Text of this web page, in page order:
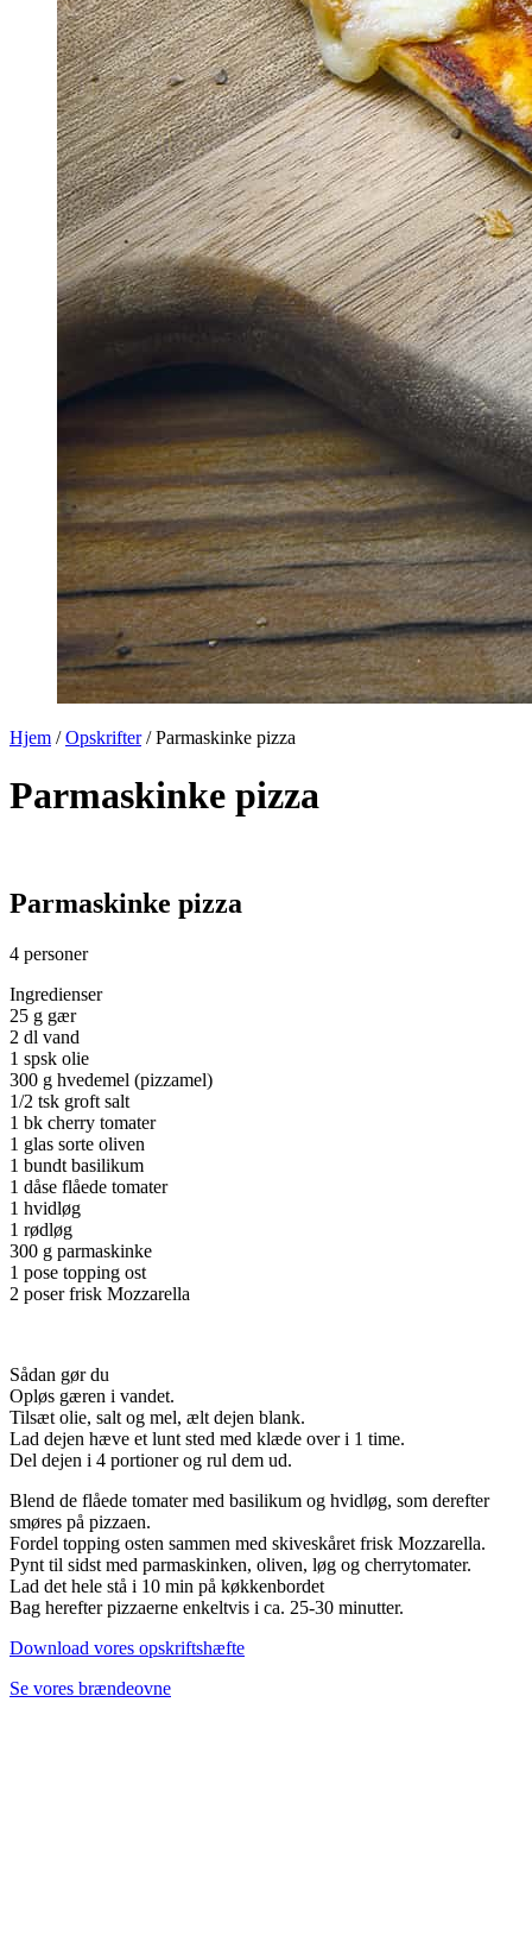
Hjem / Opskrifter / Parmaskinke pizza
Parmaskinke pizza
Parmaskinke pizza
4 personer
Ingredienser
25 g gær
2 dl vand
1 spsk olie
300 g hvedemel (pizzamel)
1/2 tsk groft salt
1 bk cherry tomater
1 glas sorte oliven
1 bundt basilikum
1 dåse flåede tomater
1 hvidløg
1 rødløg
300 g parmaskinke
1 pose topping ost
2 poser frisk Mozzarella
Sådan gør du
Opløs gæren i vandet.
Tilsæt olie, salt og mel, ælt dejen blank.
Lad dejen hæve et lunt sted med klæde over i 1 time.
Del dejen i 4 portioner og rul dem ud.
Blend de flåede tomater med basilikum og hvidløg, som derefter
smøres på pizzaen.
Fordel topping osten sammen med skiveskåret frisk Mozzarella.
Pynt til sidst med parmaskinken, oliven, løg og cherrytomater.
Lad det hele stå i 10 min på køkkenbordet
Bag herefter pizzaerne enkeltvis i ca. 25-30 minutter.
Download vores opskriftshæfte
Se vores brændeovne